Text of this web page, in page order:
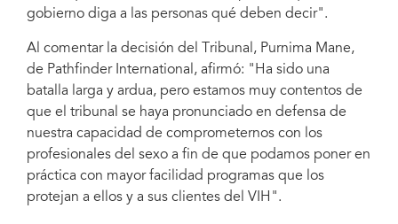
gobierno diga a las personas qué deben decir".
Al comentar la decisión del Tribunal, Purnima Mane,
de Pathfinder International, afirmó: "Ha sido una
batalla larga y ardua, pero estamos muy contentos de
que el tribunal se haya pronunciado en defensa de
nuestra capacidad de comprometernos con los
profesionales del sexo a fin de que podamos poner en
práctica con mayor facilidad programas que los
protejan a ellos y a sus clientes del VIH".